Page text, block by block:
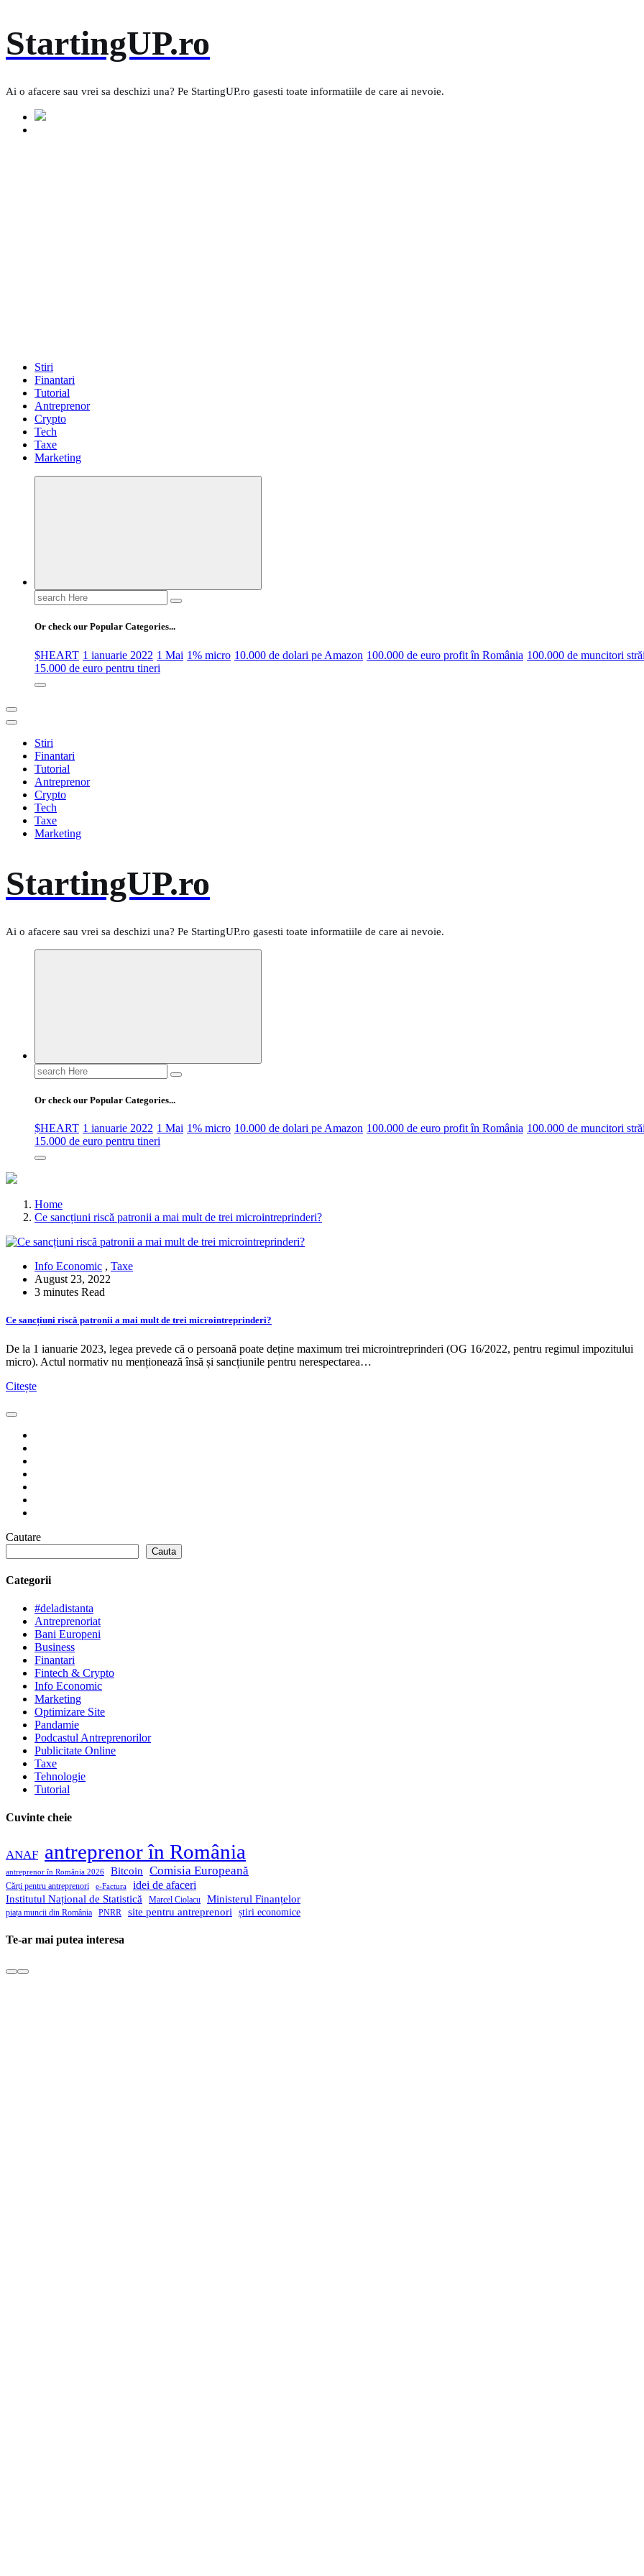
to
content
StartingUP.ro
Ai o afacere sau vrei sa deschizi una? Pe StartingUP.ro gasesti toate informatiile de care ai nevoie.
Stiri
Finantari
Tutorial
Antreprenor
Crypto
Tech
Taxe
Marketing
Search
for:
Or check our Popular Categories...
$HEART 1 ianuarie 2022 1 Mai 1% micro 10.000 de dolari pe Amazon 100.000 de euro profit în România 100.000 de muncitori
15.000 de euro pentru tineri
Stiri
Finantari
Tutorial
Antreprenor
Crypto
Tech
Taxe
Marketing
StartingUP.ro
Ai o afacere sau vrei sa deschizi una? Pe StartingUP.ro gasesti toate informatiile de care ai nevoie.
Search
for:
Or check our Popular Categories...
$HEART 1 ianuarie 2022 1 Mai 1% micro 10.000 de dolari pe Amazon 100.000 de euro profit în România 100.000 de muncitori
15.000 de euro pentru tineri
Home
Ce sancțiuni riscă patronii a mai mult de trei microintreprinderi?
Info Economic , Taxe
August 23, 2022
3 minutes Read
Ce sancțiuni riscă patronii a mai mult de trei microintreprinderi?
De la 1 ianuarie 2023, legea prevede că o persoană poate deține maximum trei microintreprinderi (OG 16/2022, pentru regimul impozitului
micro). Actul normativ nu menționează însă și sancțiunile pentru nerespectarea…
Citește
Cautare
Cauta
Categorii
#deladistanta
Antreprenoriat
Bani Europeni
Business
Finantari
Fintech & Crypto
Info Economic
Marketing
Optimizare Site
Pandamie
Podcastul Antreprenorilor
Publicitate Online
Taxe
Tehnologie
Tutorial
Cuvinte cheie
ANAF antreprenor în România
antreprenor în România 2026 Bitcoin Comisia Europeană
Cărți pentru antreprenori e-Factura idei de afaceri
Institutul Național de Statistică Marcel Ciolacu Ministerul Finanțelor
piața muncii din România PNRR site pentru antreprenori știri economice
Te-ar mai putea interesa